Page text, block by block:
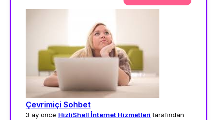
Çevrimiçi Sohbet
3 ay önce HizliShell İnternet Hizmetleri tarafından